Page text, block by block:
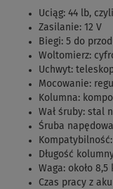
Uciąg: 44 lb,
Zasilanie: 12 V
Biegi: 5 do
Woltomierz:
Uchwyt:
Mocowanie:
Kolumna:
Wał śruby: stal
Śruba
Długość
Waga: około 8,5
Czas pracy z